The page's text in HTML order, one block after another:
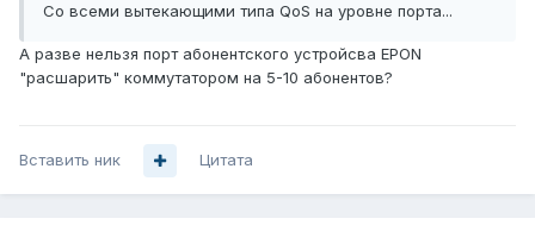
Со всеми вытекающими типа QoS на уровне порта...
А разве нельзя порт абонентского устройсва EPON
"расшарить" коммутатором на 5-10 абонентов?
Вставить ник Цитата